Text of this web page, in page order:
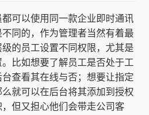
可以使用同一款企业即时通讯
同的，作为管理者当然有着最
的员工设置不同权限，尤其是
比如想要了解员工是否处于工
查看其在线与否；想要让指定
就可以在后台将其添加到授权
但又担心他们会带走公司客